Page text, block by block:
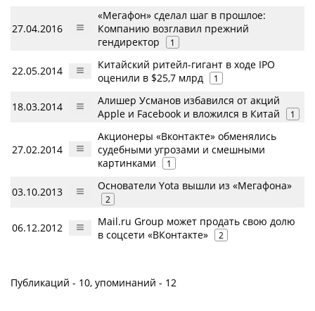
27.04.2016
«Мегафон» сделал шаг в прошлое:
Компанию возглавил прежний
гендиректор
1
22.05.2014
Китайский ритейл-гигант в ходе IPO
оценили в $25,7 млрд
1
18.03.2014
Алишер Усманов избавился от акций
Apple и Facebook и вложился в Китай
1
27.02.2014
Акционеры «Вконтакте» обменялись
судебными угрозами и смешными
картинками
1
03.10.2013 Основатели Yota вышли из «Мегафона»
2
06.12.2012
Mail.ru Group может продать свою долю
в соцсети «ВКонтакте»
2
Публикаций - 10, упоминаний - 12